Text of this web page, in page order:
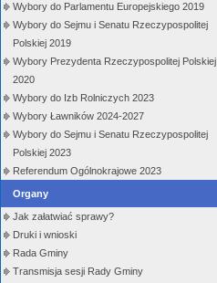
Wybory do Parlamentu Europejskiego 2019
Wybory do Sejmu i Senatu Rzeczypospolitej
Polskiej 2019
Wybory Prezydenta Rzeczypospolitej Polskiej
2020
Wybory do Izb Rolniczych 2023
Wybory Ławników 2024-2027
Wybory do Sejmu i Senatu Rzeczypospolitej
Polskiej 2023
Referendum Ogólnokrajowe 2023
Organy
Jak załatwiać sprawy?
Druki i wnioski
Rada Gminy
Transmisja sesji Rady Gminy